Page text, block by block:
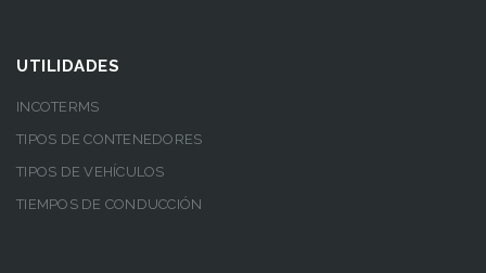
UTILIDADES
INCOTERMS
TIPOS DE CONTENEDORES
TIPOS DE VEHÍCULOS
TIEMPOS DE CONDUCCIÓN